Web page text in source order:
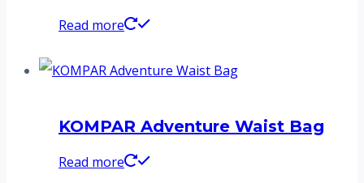
Read more
KOMPAR Adventure Waist Bag
Read more